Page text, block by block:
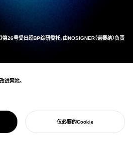
第26号受日经BP综研委托，由NOSIGNER（诺赛纳）负责
一主题展开了讨论。
个人觉悟塑造未来能源的理念。
进网站。
仅必要的Cookie